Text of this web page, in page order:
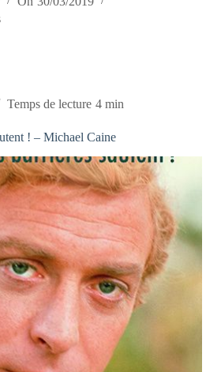
Temps de lecture 4 min
! – Michael Caine